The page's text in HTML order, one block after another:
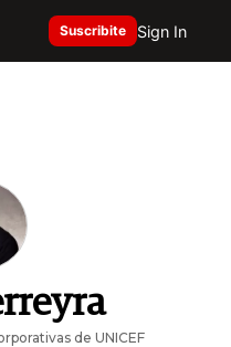
Suscribite Sign In
de UNICEF